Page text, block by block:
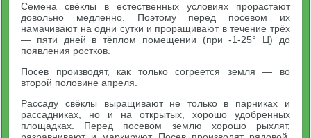
Семена свёклы в естественных условиях прорастают
довольно медленно. Поэтому перед посевом их
намачивают на одни сутки и проращивают в течение трёх
— пяти дней в тёплом помещении (при -1-25° Ц) до
появления ростков.
Посев производят, как только согреется земля — во
второй половине апреля.
Рассаду свёклы выращивают не только в парниках и
рассадниках, но и на открытых, хорошо удобренных
площадках. Перед посевом землю хорошо рыхлят,